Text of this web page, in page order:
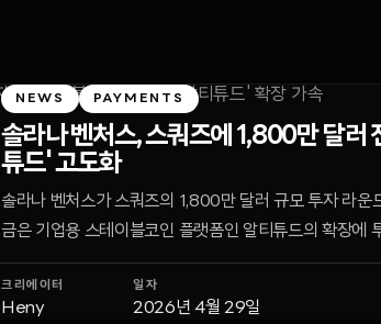
NEWS PAYMENTS
솔라나 벤처스, 스쿼즈에 1,800만 달러
튜드' 고도화
솔라나 벤처스가 스쿼즈의 1,800만 달러 규모 투자 라운
금은 기업용 스테이블코인 플랫폼인 알티튜드의 확장에
크리에이터
Heny
일자
2026년 4월 29일